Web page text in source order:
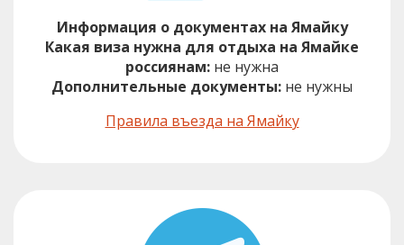
Информация о документах на Ямайку
Какая виза нужна для отдыха на Ямайке
россиянам: не нужна
Дополнительные документы: не нужны
Правила въезда на Ямайку